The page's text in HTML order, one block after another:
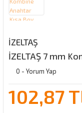
İZELTAŞ
İZELTAŞ 7 mm
0 - Yorum Yap
102,87